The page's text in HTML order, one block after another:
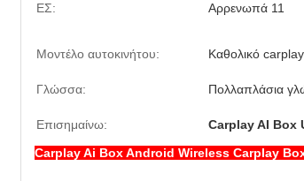
ΕΣ: Αρρενωπά 11
Μοντέλο αυτοκινήτου: Καθολικό carplay
Γλώσσα: Πολλαπλάσια
Επισημαίνω: Carplay AI Box
Carplay Ai Box Android Wireless Carplay